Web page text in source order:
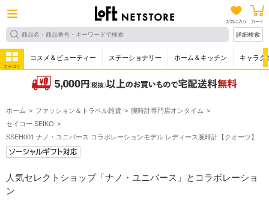
お気に入り カート
詳細検索
カテゴリ
コスメ＆ビューティー ステーショナリー ホーム＆キッチン キャラク
ホーム ファッション＆トラベル雑貨
腕時計専門店オンタイム
セイコー SEIKO
SSEH001 ナノ・ユニバース コラボレーションモデル レディース腕時計【クオーツ】
人気セレクトショップ「ナノ・ユニバース」とコラボレーショ
ン